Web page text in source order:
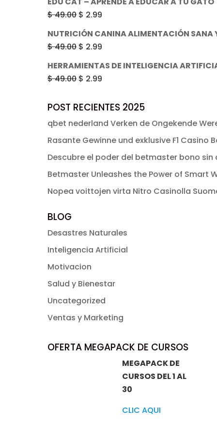
$ 49.00.$ 2.99.
original
era:
$ 49.00.$ 2.99.
$49.00 El
precio
original
era:
$ 49.00.
$ 2.99
$ 2.99.
NUTRICIÓN CANINA ALIMENTACIÓN SANA
$49.00 El
original
era:
$ 2.99
HERRAMIENTAS DE INTELIGENCIA
$49.00 El
original
era:
$ 2.99
actual
es:
POST RECIENTES 2025
qbet nederland Verken de Ongekende
Rasante Gewinne und exklusive F1 Casino
Descubre el poder del betmaster bono
Betmaster Unleashes the Power of Smart
Nopea voittojen virta Nitro Casinolla
BLOG
Desastres Naturales
Inteligencia Artificial
Motivacion
Salud y Bienestar
Uncategorized
Ventas y Marketing
OFERTA MEGAPACK DE CURSOS
MEGAPACK DE
CURSOS DEL 1 AL
30
CLIC AQUI